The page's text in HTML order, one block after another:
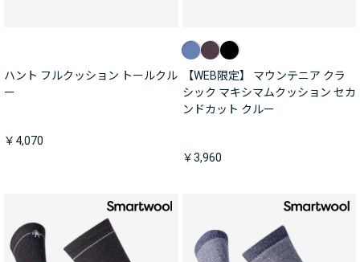
ハント フルクッション トールクル
ー
￥4,070
【WEB限定】 マウンテニア クラ
シック マキシマムクッション セカ
ンドカット クルー
￥3,960